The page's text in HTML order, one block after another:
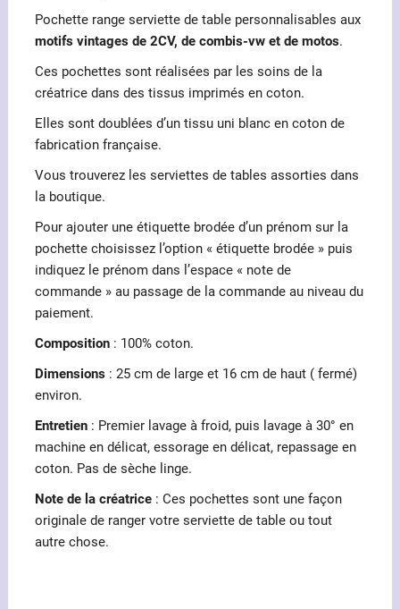
Pochette range serviette de table personnalisables aux
motifs vintages de 2CV, de combis-vw et de motos.
Ces pochettes sont réalisées par les soins de la
créatrice dans des tissus imprimés en coton.
Elles sont doublées d’un tissu uni blanc en coton de
fabrication française.
Vous trouverez les serviettes de tables assorties dans
la boutique.
Pour ajouter une étiquette brodée d’un prénom sur la
pochette choisissez l’option « étiquette brodée » puis
indiquez le prénom dans l’espace « note de
commande » au passage de la commande au niveau du
paiement.
Composition: 100% coton.
Dimensions: 25 cm de large et 16 cm de haut ( fermé)
environ.
Entretien: Premier lavage à froid, puis lavage à 30° en
machine en délicat, essorage en délicat, repassage en
coton. Pas de sèche linge.
Note de la créatrice: Ces pochettes sont une façon
originale de ranger votre serviette de table ou tout
autre chose.